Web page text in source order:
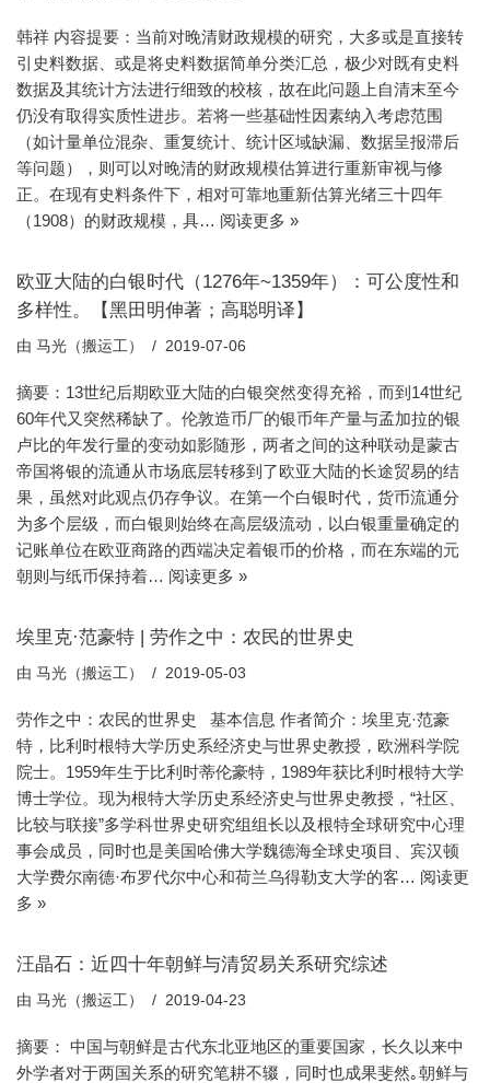
韩祥 内容提要：当前对晚清财政规模的研究，大多或是直接转
引史料数据、或是将史料数据简单分类汇总，极少对既有史料
数据及其统计方法进行细致的校核，故在此问题上自清末至今
仍没有取得实质性进步。若将一些基础性因素纳入考虑范围
（如计量单位混杂、重复统计、统计区域缺漏、数据呈报滞后
等问题），则可以对晚清的财政规模估算进行重新审视与修
正。在现有史料条件下，相对可靠地重新估算光绪三十四年
（1908）的财政规模，具… 阅读更多 »
欧亚大陆的白银时代（1276年~1359年）：可公度性和
多样性。【黑田明伸著；高聪明译】
由 马光（搬运工） 2019-07-06
摘要：13世纪后期欧亚大陆的白银突然变得充裕，而到14世纪
60年代又突然稀缺了。伦敦造币厂的银币年产量与孟加拉的银
卢比的年发行量的变动如影随形，两者之间的这种联动是蒙古
帝国将银的流通从市场底层转移到了欧亚大陆的长途贸易的结
果，虽然对此观点仍存争议。在第一个白银时代，货币流通分
为多个层级，而白银则始终在高层级流动，以白银重量确定的
记账单位在欧亚商路的西端决定着银币的价格，而在东端的元
朝则与纸币保持着… 阅读更多 »
埃里克·范豪特 | 劳作之中：农民的世界史
由 马光（搬运工） 2019-05-03
劳作之中：农民的世界史 基本信息 作者简介：埃里克·范豪
特，比利时根特大学历史系经济史与世界史教授，欧洲科学院
院士。1959年生于比利时蒂伦豪特，1989年获比利时根特大学
博士学位。现为根特大学历史系经济史与世界史教授，“社区、
比较与联接”多学科世界史研究组组长以及根特全球研究中心理
事会成员，同时也是美国哈佛大学魏德海全球史项目、宾汉顿
大学费尔南德·布罗代尔中心和荷兰乌得勒支大学的客… 阅读更
多 »
汪晶石：近四十年朝鲜与清贸易关系研究综述
由 马光（搬运工） 2019-04-23
摘要： 中国与朝鲜是古代东北亚地区的重要国家，长久以来中
外学者对于两国关系的研究笔耕不辍，同时也成果斐然｡朝鲜与